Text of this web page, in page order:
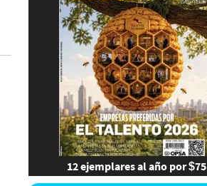
12 ejemplares al año por $75